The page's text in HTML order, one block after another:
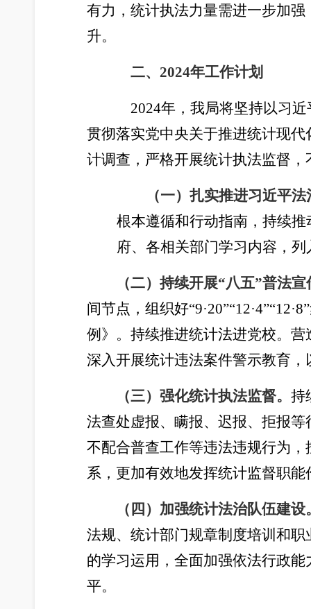
有力，统计执法力量需进一步加
升。
二、2024年工作计划
2024年，我局将坚持以习
贯彻落实党中央关于推进统计现
计调查，严格开展统计执法监督
（一） 扎实推进习近平
根本遵循和行动指南，持续
府、各相关部门学习内容，
（二）持续开展“八五”普法宣
间节点，组织好
例》。持续推进统计法进党校。
深入开展统计违法案件警示教育
（三） 强化统计执法监督。 持
法查处虚报、瞒报、迟报、拒报
不配合普查工作等违法违规行为
系，更加有效地发挥统计监督职能
（ 四 ）加强统计法治队伍建设
法规、统计部门规章制度培训和
的学习运用，全面加强依法行政
平。